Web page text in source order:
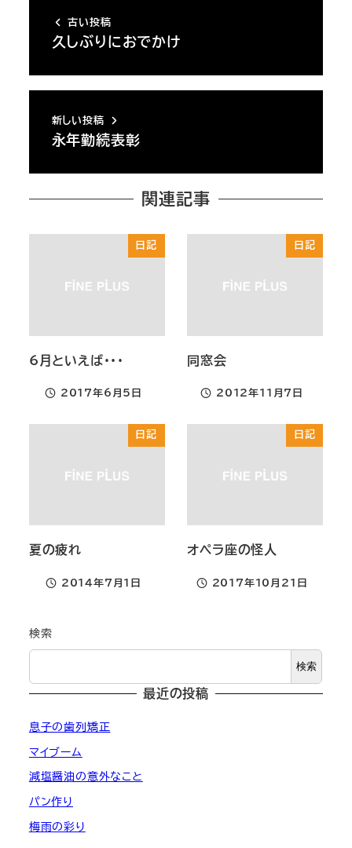
古い投稿
久しぶりにおでかけ
新しい投稿
永年勤続表彰
関連記事
日記
6月といえば・・・
投稿日
2017年6月5日
日記
同窓会
投稿日
2012年11月7日
日記
夏の疲れ
投稿日
2014年7月1日
日記
オペラ座の怪人
投稿日
2017年10月21日
検索
検索
最近の投稿
息子の歯列矯正
マイブーム
減塩醤油の意外なこと
パン作り
梅雨の彩り